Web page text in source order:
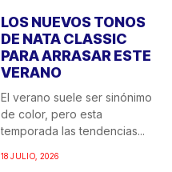
LOS NUEVOS TONOS
DE NATA CLASSIC
PARA ARRASAR ESTE
VERANO
El verano suele ser sinónimo
de color, pero esta
temporada las tendencias...
18 JULIO, 2026